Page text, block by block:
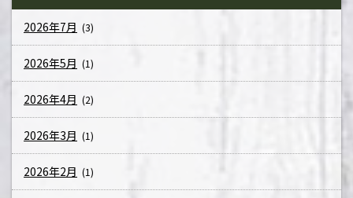
2026年7月 (3)
2026年5月 (1)
2026年4月 (2)
2026年3月 (1)
2026年2月 (1)